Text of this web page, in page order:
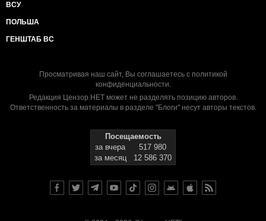
ВСУ
ПОЛЬША
ГЕНШТАБ ВС
Просматривая наш сайт, Вы соглашаетесь с политикой
конфиденциальности.
Редакция Цензор.НЕТ может не разделять позицию авторов.
Ответственность за материалы в разделе "Блоги" несут авторы текстов.
Посещаемость
за вчера
517 980
за месяц
12 586 370